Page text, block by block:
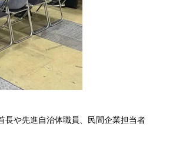
長や先進自治体職員、民間企業担当者